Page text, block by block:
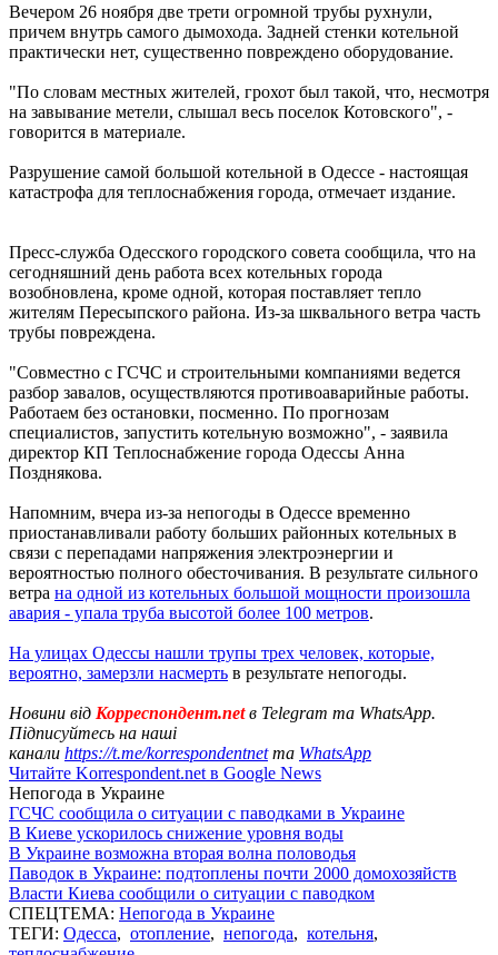
Вечером 26 ноября две трети огромной трубы рухнули,
причем внутрь самого дымохода. Задней стенки котельной
практически нет, существенно повреждено оборудование.
"По словам местных жителей, грохот был такой, что, несмотря
на завывание метели, слышал весь поселок Котовского", -
говорится в материале.
Разрушение самой большой котельной в Одессе - настоящая
катастрофа для теплоснабжения города, отмечает издание.
Пресс-служба Одесского городского совета сообщила, что на
сегодняшний день работа всех котельных города
возобновлена, кроме одной, которая поставляет тепло
жителям Пересыпского района. Из-за шквального ветра часть
трубы повреждена.
"Совместно с ГСЧС и строительными компаниями ведется
разбор завалов, осуществляются противоаварийные работы.
Работаем без остановки, посменно. По прогнозам
специалистов, запустить котельную возможно", - заявила
директор КП Теплоснабжение города Одессы Анна
Позднякова.
Напомним, вчера из-за непогоды в Одессе временно
приостанавливали работу больших районных котельных в
связи с перепадами напряжения электроэнергии и
вероятностью полного обесточивания. В результате сильного
ветра на одной из котельных большой мощности произошла
авария - упала труба высотой более 100 метров.
На улицах Одессы нашли трупы трех человек, которые,
вероятно, замерзли насмерть в результате непогоды.
Новини від Корреспондент.netв Telegram та WhatsApp.
Підписуйтесь на наші
канали https://t.me/korrespondentnetта WhatsApp
Читайте Korrespondent.net в Google News
Непогода в Украине
ГСЧС сообщила о ситуации с паводками в Украине
В Киеве ускорилось снижение уровня воды
В Украине возможна вторая волна половодья
Паводок в Украине: подтоплены почти 2000 домохозяйств
Власти Киева сообщили о ситуации с паводком
СПЕЦТЕМА: Непогода в Украине
ТЕГИ: Одесса, отопление, непогода, котельня,